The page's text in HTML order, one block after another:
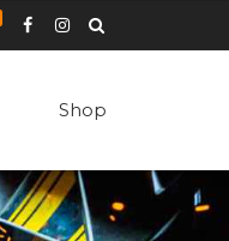
Shop